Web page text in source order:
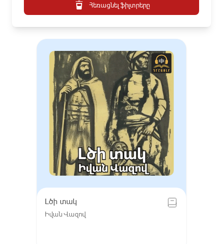
Հեռացնել ֆիլտրերը
Լծի տակ
Իվան Վազով